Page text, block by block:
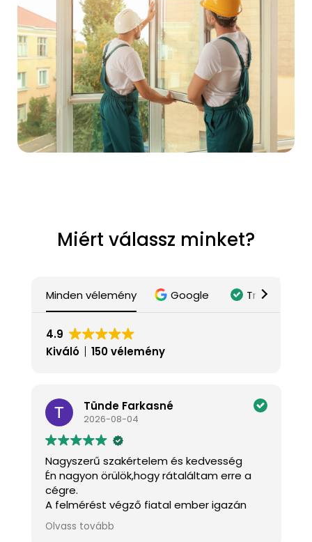
Miért válassz minket?
Minden vélemény Google Trustindex
4.9
Kiváló
150 vélemény
Tünde Farkasné
2026-08-04
Nagyszerű szakértelem és kedvesség
Én nagyon örülök,hogy rátaláltam erre a
cégre.
A felmérést végző fiatal ember igazán
kedves és mindenben tanácsot adott.A
szakemberek pontosak,kedvesek és szép
Olvass tovább